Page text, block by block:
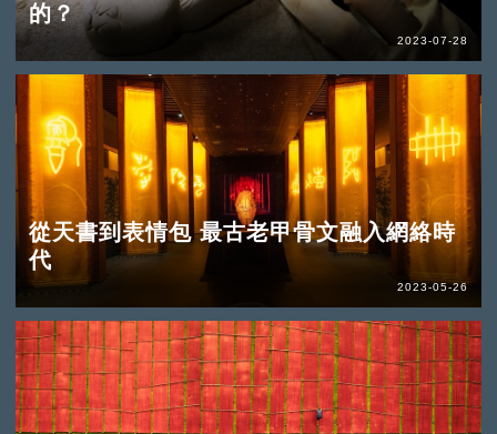
的？
2023-07-28
從天書到表情包 最古老甲骨文融入網絡時
代
2023-05-26